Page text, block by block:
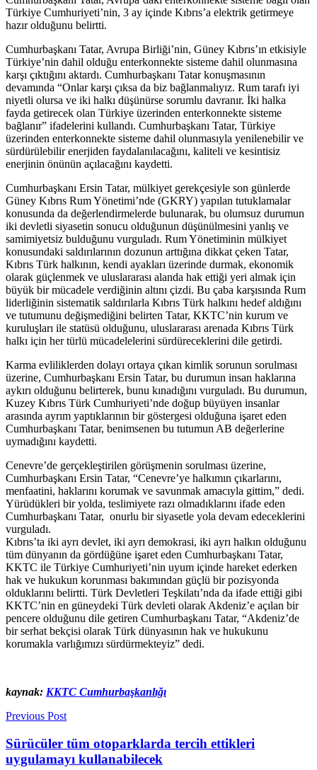
Türkiye Cumhuriyeti’nin, 3 ay içinde Kıbrıs’a elektrik getirmeye
hazır olduğunu belirtti.
Cumhurbaşkanı Tatar, Avrupa Birliği’nin, Güney Kıbrıs’ın etkisiyle
Türkiye’nin dahil olduğu enterkonnekte sisteme dahil olunmasına
karşı çıktığını aktardı. Cumhurbaşkanı Tatar konuşmasının
devamında “Onlar karşı çıksa da biz bağlanmalıyız. Rum tarafı iyi
niyetli olursa ve iki halkı düşünürse sorumlu davranır. İki halka
fayda getirecek olan Türkiye üzerinden enterkonnekte sisteme
bağlanır” ifadelerini kullandı. Cumhurbaşkanı Tatar, Türkiye
üzerinden enterkonnekte sisteme dahil olunmasıyla yenilenebilir ve
sürdürülebilir enerjiden faydalanılacağını, kaliteli ve kesintisiz
enerjinin önünün açılacağını kaydetti.
Cumhurbaşkanı Ersin Tatar, mülkiyet gerekçesiyle son günlerde
Güney Kıbrıs Rum Yönetimi’nde (GKRY) yapılan tutuklamalar
konusunda da değerlendirmelerde bulunarak, bu olumsuz durumun
iki devletli siyasetin sonucu olduğunun düşünülmesini yanlış ve
samimiyetsiz bulduğunu vurguladı. Rum Yönetiminin mülkiyet
konusundaki saldırılarının dozunun arttığına dikkat çeken Tatar,
Kıbrıs Türk halkının, kendi ayakları üzerinde durmak, ekonomik
olarak güçlenmek ve uluslararası alanda hak ettiği yeri almak için
büyük bir mücadele verdiğinin altını çizdi. Bu çaba karşısında Rum
liderliğinin sistematik saldırılarla Kıbrıs Türk halkını hedef aldığını
ve tutumunu değişmediğini belirten Tatar, KKTC’nin kurum ve
kuruluşları ile statüsü olduğunu, uluslararası arenada Kıbrıs Türk
halkı için her türlü mücadelelerini sürdüreceklerini dile getirdi.
Karma evliliklerden dolayı ortaya çıkan kimlik sorunun sorulması
üzerine, Cumhurbaşkanı Ersin Tatar, bu durumun insan haklarına
aykırı olduğunu belirterek, bunu kınadığını vurguladı. Bu durumun,
Kuzey Kıbrıs Türk Cumhuriyeti’nde doğup büyüyen insanlar
arasında ayrım yaptıklarının bir göstergesi olduğuna işaret eden
Cumhurbaşkanı Tatar, benimsenen bu tutumun AB değerlerine
uymadığını kaydetti.
Cenevre’de gerçekleştirilen görüşmenin sorulması üzerine,
Cumhurbaşkanı Ersin Tatar, “Cenevre’ye halkımın çıkarlarını,
menfaatini, haklarını korumak ve savunmak amacıyla gittim,” dedi.
Yürüdükleri bir yolda, teslimiyete razı olmadıklarını ifade eden
Cumhurbaşkanı Tatar, onurlu bir siyasetle yola devam edeceklerini
vurguladı.
Kıbrıs’ta iki ayrı devlet, iki ayrı demokrasi, iki ayrı halkın olduğunu
tüm dünyanın da gördüğüne işaret eden Cumhurbaşkanı Tatar,
KKTC ile Türkiye Cumhuriyeti’nin uyum içinde hareket ederken
hak ve hukukun korunması bakımından güçlü bir pozisyonda
olduklarını belirtti. Türk Devletleri Teşkilatı’nda da ifade ettiği gibi
KKTC’nin en güneydeki Türk devleti olarak Akdeniz’e açılan bir
pencere olduğunu dile getiren Cumhurbaşkanı Tatar, “Akdeniz’de
bir serhat bekçisi olarak Türk dünyasının hak ve hukukunu
korumakla varlığımızı sürdürmekteyiz” dedi.
kaynak: KKTC Cumhurbaşkanlığı
Previous Post
Sürücüler tüm otoparklarda tercih ettikleri
uygulamayı kullanabilecek